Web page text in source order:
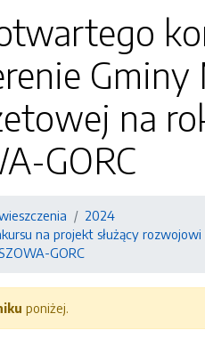
Gminy
na
GORC
2024
na projekt służący
GORC
poniżej.